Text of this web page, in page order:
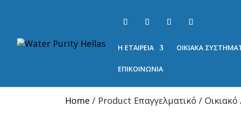
Η ΕΤΑΙΡΕΙΑ ΟΙΚΙΑΚΑ
ΕΠΙΚΟΙΝΩΝΙΑ
Home / Product Επαγγελματικό / Οικιακό